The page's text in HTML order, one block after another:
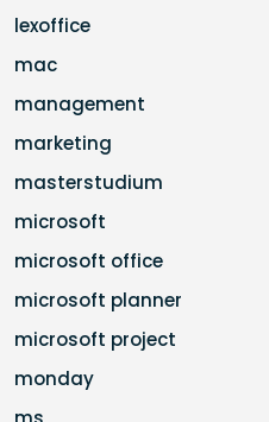
lexoffice
mac
management
marketing
masterstudium
microsoft
microsoft office
microsoft planner
microsoft project
monday